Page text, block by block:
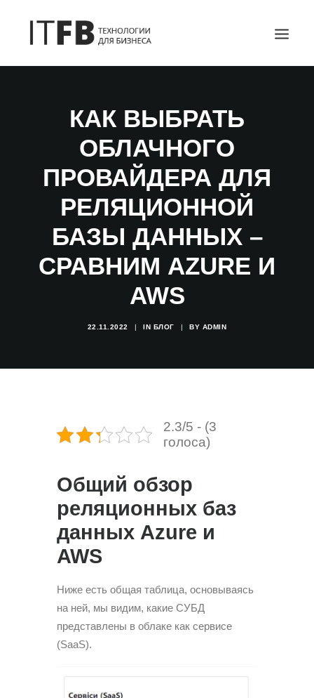
DEVOPS
АДМИНИСТРИРОВАНИЕ СЕРВЕРОВ
БЛОГ
ОТЗЫВЫ
КОНТАКТЫ
КАК ВЫБРАТЬ
ОБЛАЧНОГО
ПРОВАЙДЕРА ДЛЯ
РЕЛЯЦИОННОЙ
БАЗЫ ДАННЫХ –
СРАВНИМ AZURE И
AWS
22.11.2022 | IN БЛОГ | BY ADMIN
2.3/5 - (3
голоса)
Общий обзор
реляционных баз
данных Azure и
AWS
Ниже есть общая таблица, основываясь
на ней, мы видим, какие СУБД
представлены в облаке как сервисе
(SaaS).